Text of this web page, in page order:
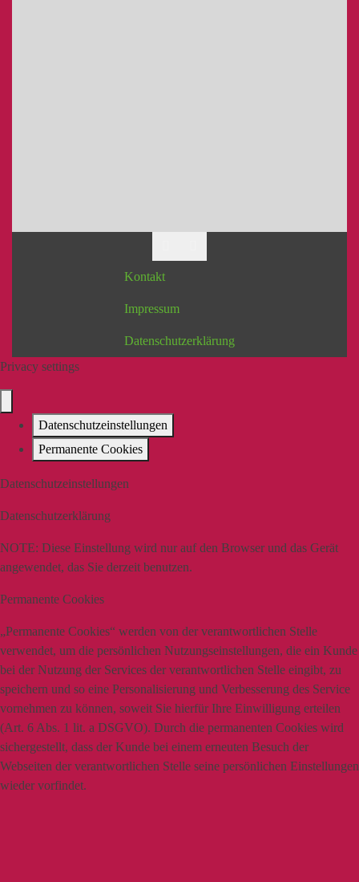
Kontakt
Impressum
Datenschutzerklärung
Privacy settings
Datenschutzeinstellungen
Permanente Cookies
Datenschutzeinstellungen
Datenschutzerklärung
NOTE: Diese Einstellung wird nur auf den Browser und das Gerät
angewendet, das Sie derzeit benutzen.
Permanente Cookies
„Permanente Cookies“ werden von der verantwortlichen Stelle
verwendet, um die persönlichen Nutzungseinstellungen, die ein Kunde
bei der Nutzung der Services der verantwortlichen Stelle eingibt, zu
speichern und so eine Personalisierung und Verbesserung des Service
vornehmen zu können, soweit Sie hierfür Ihre Einwilligung erteilen
(Art. 6 Abs. 1 lit. a DSGVO). Durch die permanenten Cookies wird
sichergestellt, dass der Kunde bei einem erneuten Besuch der
Webseiten der verantwortlichen Stelle seine persönlichen Einstellungen
wieder vorfindet.